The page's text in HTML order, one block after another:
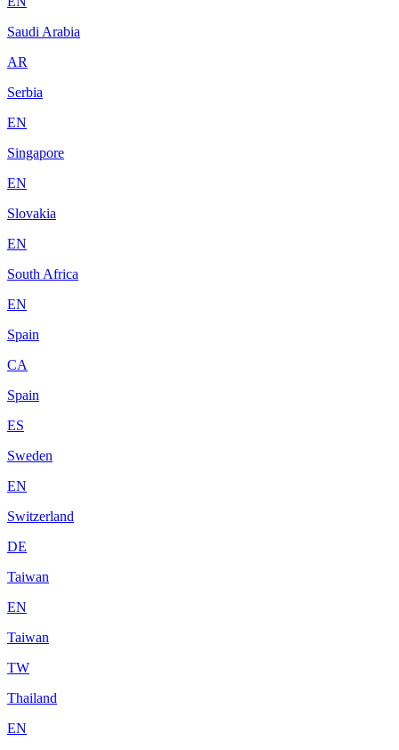
Saudi Arabia
AR
Serbia
EN
Singapore
EN
Slovakia
EN
South Africa
EN
Spain
CA
Spain
ES
Sweden
EN
Switzerland
DE
Taiwan
EN
Taiwan
TW
Thailand
EN